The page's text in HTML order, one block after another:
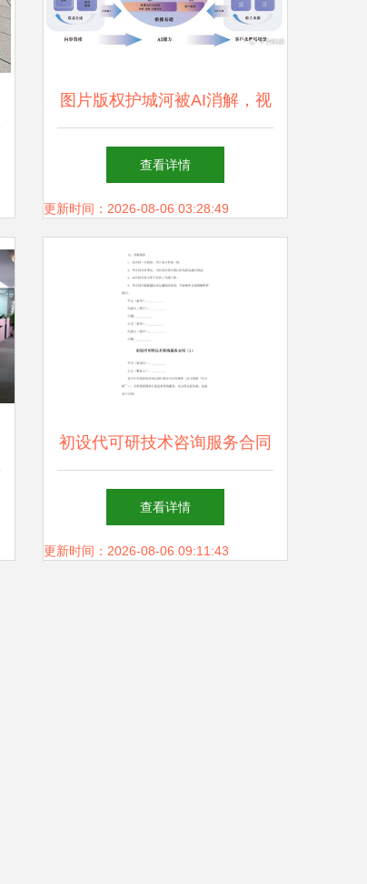
图片版权护城河被AI消解，视
觉中国凭借什么故事赴港上市
查看详情
更新时间：2026-08-06 03:28:49
初设代可研技术咨询服务合同
查看详情
更新时间：2026-08-06 09:11:43